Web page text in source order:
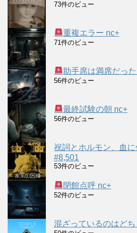
73件のビュー
重複エラー nc+
71件のビュー
助手席は満席だっ
56件のビュー
最終試験の朝 nc+
56件のビュー
祝詞とホルモン、血
#8,501
53件のビュー
閉館点呼 nc+
52件のビュー
混ざっているのはど